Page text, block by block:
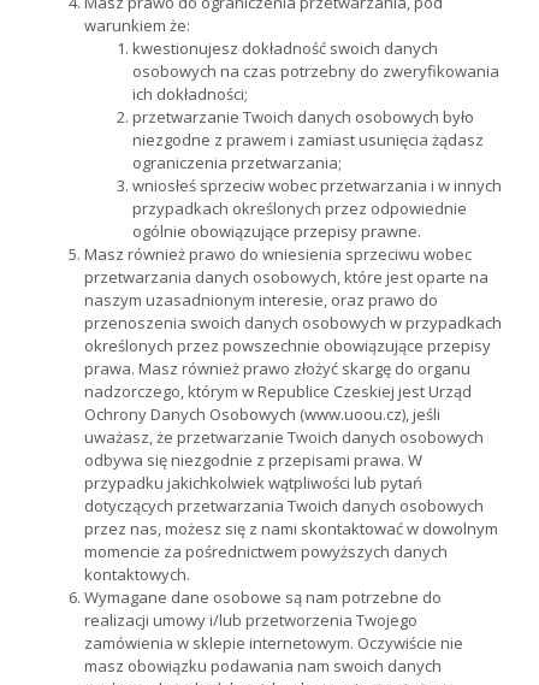
warunkiem że:
kwestionujesz dokładność swoich danych
osobowych na czas potrzebny do zweryfikowania
ich dokładności;
przetwarzanie Twoich danych osobowych było
niezgodne z prawem i zamiast usunięcia żądasz
ograniczenia przetwarzania;
wniosłeś sprzeciw wobec przetwarzania i w innych
przypadkach określonych przez odpowiednie
ogólnie obowiązujące przepisy prawne.
Masz również prawo do wniesienia sprzeciwu wobec
przetwarzania danych osobowych, które jest oparte na
naszym uzasadnionym interesie, oraz prawo do
przenoszenia swoich danych osobowych w przypadkach
określonych przez powszechnie obowiązujące przepisy
prawa. Masz również prawo złożyć skargę do organu
nadzorczego, którym w Republice Czeskiej jest Urząd
Ochrony Danych Osobowych (www.uoou.cz), jeśli
uważasz, że przetwarzanie Twoich danych osobowych
odbywa się niezgodnie z przepisami prawa. W
przypadku jakichkolwiek wątpliwości lub pytań
dotyczących przetwarzania Twoich danych osobowych
przez nas, możesz się z nami skontaktować w dowolnym
momencie za pośrednictwem powyższych danych
kontaktowych.
Wymagane dane osobowe są nam potrzebne do
realizacji umowy i/lub przetworzenia Twojego
zamówienia w sklepie internetowym. Oczywiście nie
masz obowiązku podawania nam swoich danych